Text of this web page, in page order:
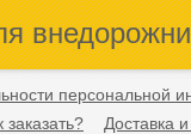
персональной
заказать? Доставка